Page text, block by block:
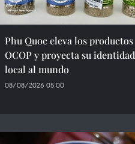
Phu Quoc eleva los productos
OCOP y proyecta su identidad
local al mundo
08/08/2026 05:00